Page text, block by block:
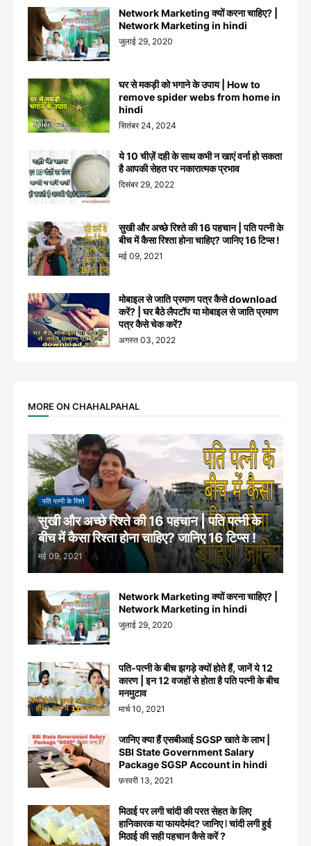
Network Marketing क्यों करना चाहिए? |
Network Marketing in hindi
जुलाई 29, 2020
घर से मकड़ी को भगाने के उपाय | How to
remove spider webs from home in
hindi
सितंबर 24, 2024
ये 10 चीज़ें दही के साथ कभी न खाएं वर्ना हो सकता
है आपकी सेहत पर नकारात्मक प्रभाव
दिसंबर 29, 2022
सुखी और अच्छे रिश्ते की 16 पहचान | पति पत्नी के
बीच में कैसा रिश्ता होना चाहिए? जानिए 16 टिप्स !
मई 09, 2021
मोबाइल से जाति प्रमाण पत्र कैसे download
करें? | घर बैठे लैपटॉप या मोबाइल से जाति प्रमाण
पत्र कैसे चेक करें?
अगस्त 03, 2022
MORE ON CHAHALPAHAL
पति पत्नी के रिश्ते
सुखी और अच्छे रिश्ते की 16 पहचान | पति पत्नी के
बीच में कैसा रिश्ता होना चाहिए? जानिए 16 टिप्स !
मई 09, 2021
Network Marketing क्यों करना चाहिए? |
Network Marketing in hindi
जुलाई 29, 2020
पति-पत्नी के बीच झगड़े क्यों होते हैं, जानें ये 12
कारण | इन 12 वजहों से होता है पति पत्नी के बीच
मनमुटाव
मार्च 10, 2021
जानिए क्या हैं एसबीआई SGSP खाते के लाभ |
SBI State Government Salary
Package SGSP Account in hindi
फ़रवरी 13, 2021
मिठाई पर लगी चांदी की परत सेहत के लिए
हानिकारक या फायदेमंद? जानिए ꘡ चांदी लगी हुई
मिठाई की सही पहचान कैसे करें ?